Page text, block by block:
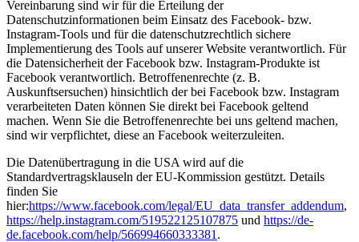
Vereinbarung sind wir für die Erteilung der
Datenschutzinformationen beim Einsatz des Facebook- bzw.
Instagram-Tools und für die datenschutzrechtlich sichere
Implementierung des Tools auf unserer Website verantwortlich. Für
die Datensicherheit der Facebook bzw. Instagram-Produkte ist
Facebook verantwortlich. Betroffenenrechte (z. B.
Auskunftsersuchen) hinsichtlich der bei Facebook bzw. Instagram
verarbeiteten Daten können Sie direkt bei Facebook geltend
machen. Wenn Sie die Betroffenenrechte bei uns geltend machen,
sind wir verpflichtet, diese an Facebook weiterzuleiten.
Die Datenübertragung in die USA wird auf die
Standardvertragsklauseln der EU-Kommission gestützt. Details
finden Sie
hier:https://www.facebook.com/legal/EU_data_transfer_addendum,
https://help.instagram.com/519522125107875 und https://de-
de.facebook.com/help/566994660333381 .